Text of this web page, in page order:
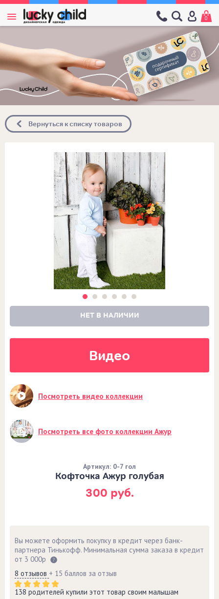
0
Вернуться к списку товаров
НЕТ В НАЛИЧИИ
Видео
Посмотреть видео коллекции
Посмотреть все фото коллекции Ажур
300 руб.
Кофточка Ажур голубая
Артикул: 0-7 гол
Вы можете оформить покупку в кредит через банк-
партнера Тинькофф. Минимальная сумма заказа в кредит
от 3 000р
8 отзывов + 15 баллов за отзыв
138 родителей купили этот товар своим малышам